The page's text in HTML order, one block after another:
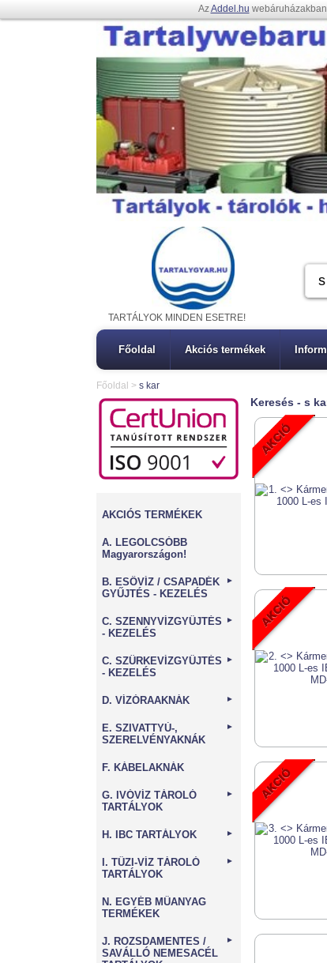
AzAddel.hu
TARTÁLYOK MINDEN ESETRE!
Főoldal Akciós termékek
Főoldal > s kar
AKCIÓS TERMÉKEK
A. LEGOLCSÓBB
Magyarországon!
B. ESŐVÍZ / CSAPADÉK
GYŰJTÉS - KEZELÉS
►
C. SZENNYVÍZGYŰJTÉS
- KEZELÉS
►
C. SZÜRKEVÍZGYŰJTÉS
- KEZELÉS
►
D. VÍZÓRAAKNÁK ►
E. SZIVATTYÚ-,
SZERELVÉNYAKNÁK
►
F. KÁBELAKNÁK
G. IVÓVÍZ TÁROLÓ
TARTÁLYOK
►
H. IBC TARTÁLYOK ►
I. TŰZI-VÍZ TÁROLÓ
TARTÁLYOK
►
N. EGYÉB MŰANYAG
TERMÉKEK
J. ROZSDAMENTES /
SAVÁLLÓ NEMESACÉL
►
Keresés - s